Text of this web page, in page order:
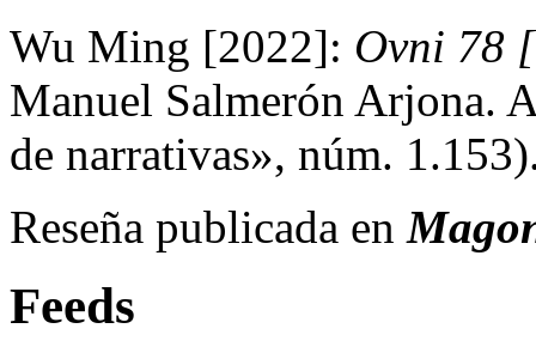
Wu Ming [2022]: Ovni 78
Manuel Salmerón Arjona.
de narrativas», núm.
Reseña publicada en
Feeds